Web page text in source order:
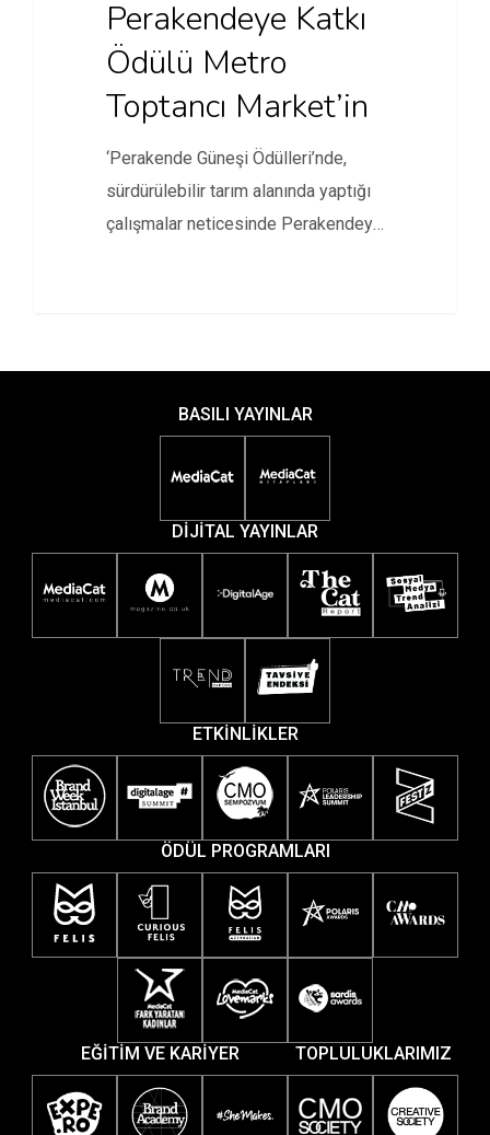
Perakendeye Katkı
Ödülü Metro
Toptancı Market’in
‘Perakende Güneşi Ödülleri’nde,
sürdürülebilir tarım alanında yaptığı
çalışmalar neticesinde Perakendeye
BASILI YAYINLAR
DİJİTAL YAYINLAR
ETKİNLİKLER
ÖDÜL PROGRAMLARI
EĞİTİM VE KARİYER TOPLULUKLARIMIZ